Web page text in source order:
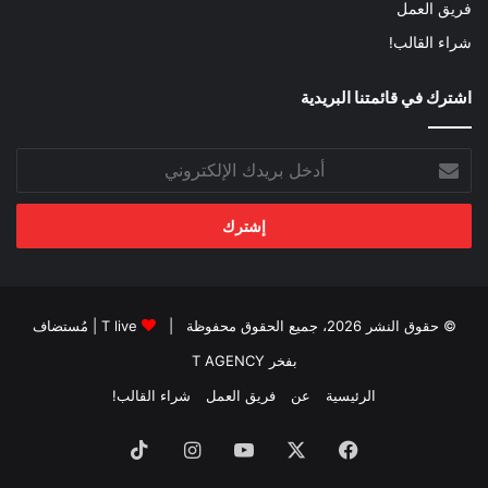
فريق العمل
شراء القالب!
اشترك في قائمتنا البريدية
بريدك
الإلكتروني
© حقوق النشر 2026، جميع الحقوق محفوظة | T live | مُستضاف
بفخر T AGENCY
الرئيسية
عن فريق العمل شراء القالب!
فيسبوك ‫YouTubeانستقرام